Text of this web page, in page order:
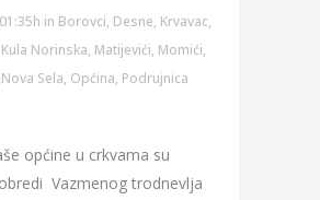
in Borovci, Desne, Krvavac,
Kula Norinska, Matijevići, Momići,
Nova Sela, Općina, Podrujnica
općine u crkvama su
Vazmenog trodnevlja